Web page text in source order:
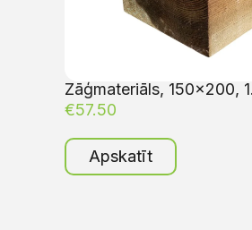
Zāģmateriāls, 150×200,
€57.50
Apskatīt